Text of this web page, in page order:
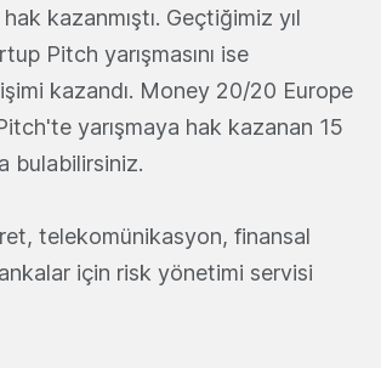
kazanmıştı. Geçtiğimiz yıl
Pitch yarışmasını ise
kazandı. Money 20/20 Europe
yarışmaya hak kazanan 15
bulabilirsiniz.
telekomünikasyon, finansal
için risk yönetimi servisi